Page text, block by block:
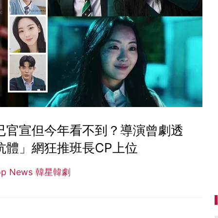
宣但今年看不到？導演曾劇透
體」網狂推班長CP上位
News 韓星韓劇